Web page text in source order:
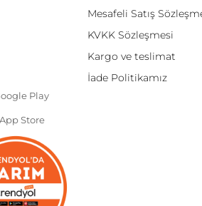
Mesafeli Satış
KVKK Sözleşmesi
Kargo ve teslimat
İade Politikamız
Play
App Store